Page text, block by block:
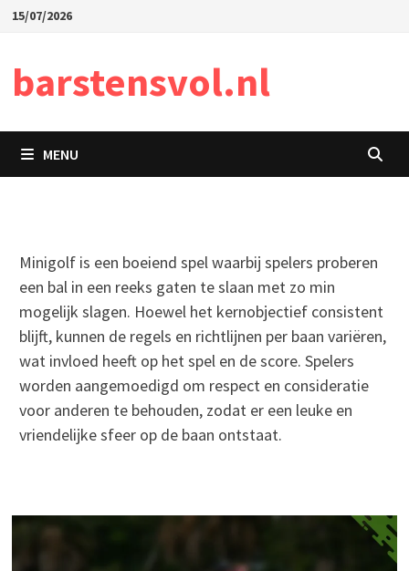
Skip15/07/2026
barstensvol.nl
MENU
Minigolf is een boeiend spel waarbij spelers proberen
een bal in een reeks gaten te slaan met zo min
mogelijk slagen. Hoewel het kernobjectief consistent
blijft, kunnen de regels en richtlijnen per baan variëren,
wat invloed heeft op het spel en de score. Spelers
worden aangemoedigd om respect en consideratie
voor anderen te behouden, zodat er een leuke en
vriendelijke sfeer op de baan ontstaat.